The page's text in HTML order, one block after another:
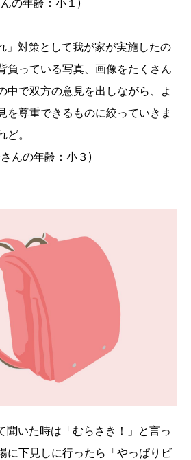
」対策として我が家が実施したの
負っている写真、画像をたくさん
中で双方の意見を出しながら、よ
を尊重できるものに絞っていきま
。
んの年齢：小３)
いた時は「むらさき！」と言っ
に下見しに行ったら「やっぱりビ